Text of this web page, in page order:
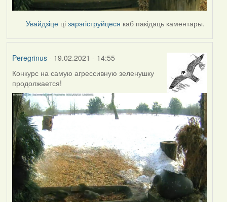
Увайдзіце цізарэгіструйцеся каб пакідаць каментары.
Peregrinus- 19.02.2021 - 14:55
Конкурс на самую агрессивную зеленушку
продолжается!